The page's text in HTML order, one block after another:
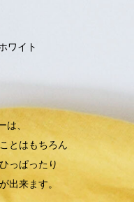
ワイト
は、
とはもちろん
っぱったり
出来ます。